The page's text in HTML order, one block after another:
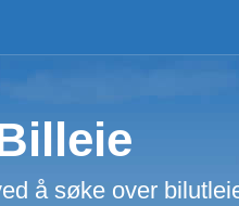
å søke over